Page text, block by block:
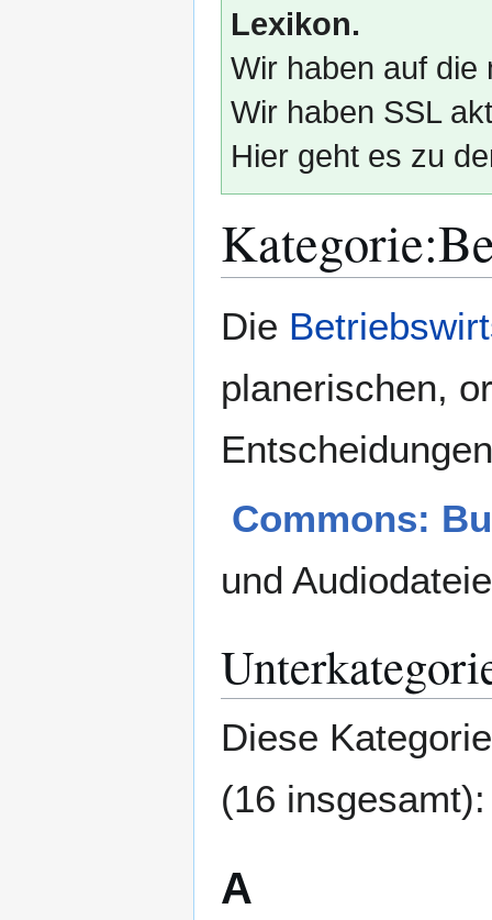
Lexikon.
Wir haben auf die
Wir haben SSL
Hier geht es zu
Kategorie:
Navigation
Suche
Die
planerischen,
Commons:
und
Diese
(16 insgesamt):
A